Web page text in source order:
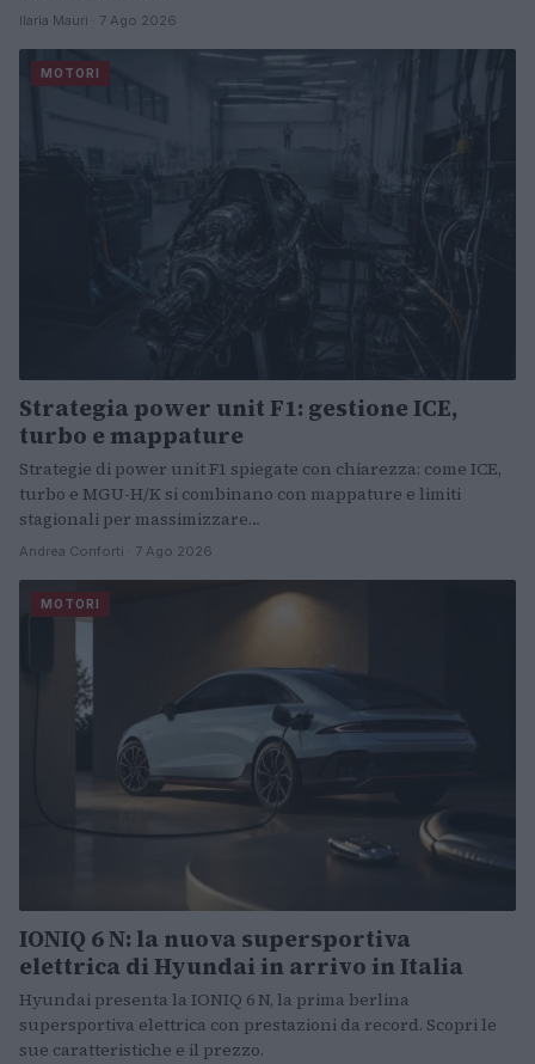
Ilaria Mauri · 7 Ago 2026
MOTORI
Strategia power unit F1: gestione ICE,
turbo e mappature
Strategie di power unit F1 spiegate con chiarezza: come ICE,
turbo e MGU-H/K si combinano con mappature e limiti
stagionali per massimizzare…
Andrea Conforti · 7 Ago 2026
MOTORI
IONIQ 6 N: la nuova supersportiva
elettrica di Hyundai in arrivo in Italia
Hyundai presenta la IONIQ 6 N, la prima berlina
supersportiva elettrica con prestazioni da record. Scopri le
sue caratteristiche e il prezzo.